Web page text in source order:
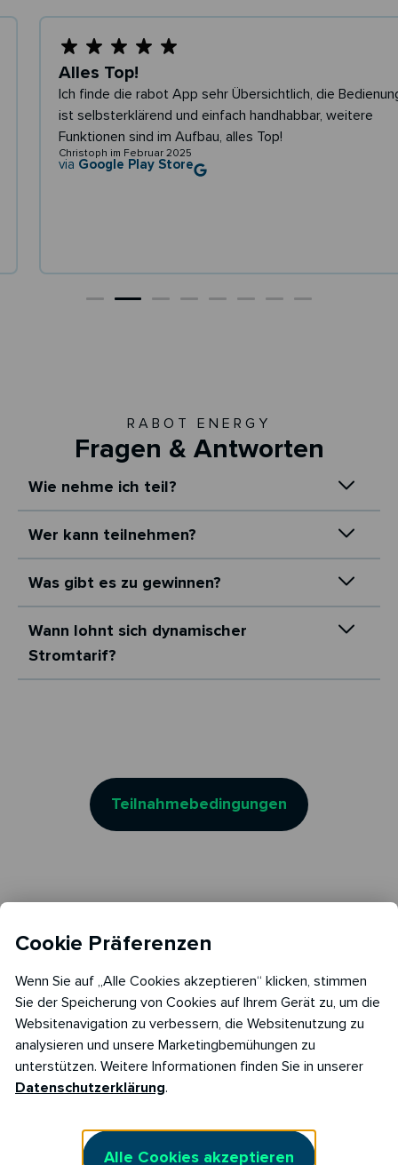
Alles Top!
Ich finde die rabot App sehr Übersichtlich, die Bedienung
ist selbsterklärend und einfach handhabbar, weitere
Funktionen sind im Aufbau, alles Top!
Christoph im Februar 2025
Google Play Store
RABOT ENERGY
Fragen & Antworten
Wie nehme ich teil?
Wer kann teilnehmen?
Was gibt es zu gewinnen?
Wann lohnt sich dynamischer
Stromtarif?
Teilnahmebedingungen
Datenschutzerklärung
Impressum
AGB Stromliefervertrag
Cookie Präferenzen
Wenn Sie auf „Alle Cookies akzeptieren“ klicken, stimmen
Sie der Speicherung von Cookies auf Ihrem Gerät zu, um die
Websitenavigation zu verbessern, die Websitenutzung zu
analysieren und unsere Marketingbemühungen zu
unterstützen. Weitere Informationen finden Sie in unserer
Datenschutzerklärung.
Alle Cookies akzeptieren